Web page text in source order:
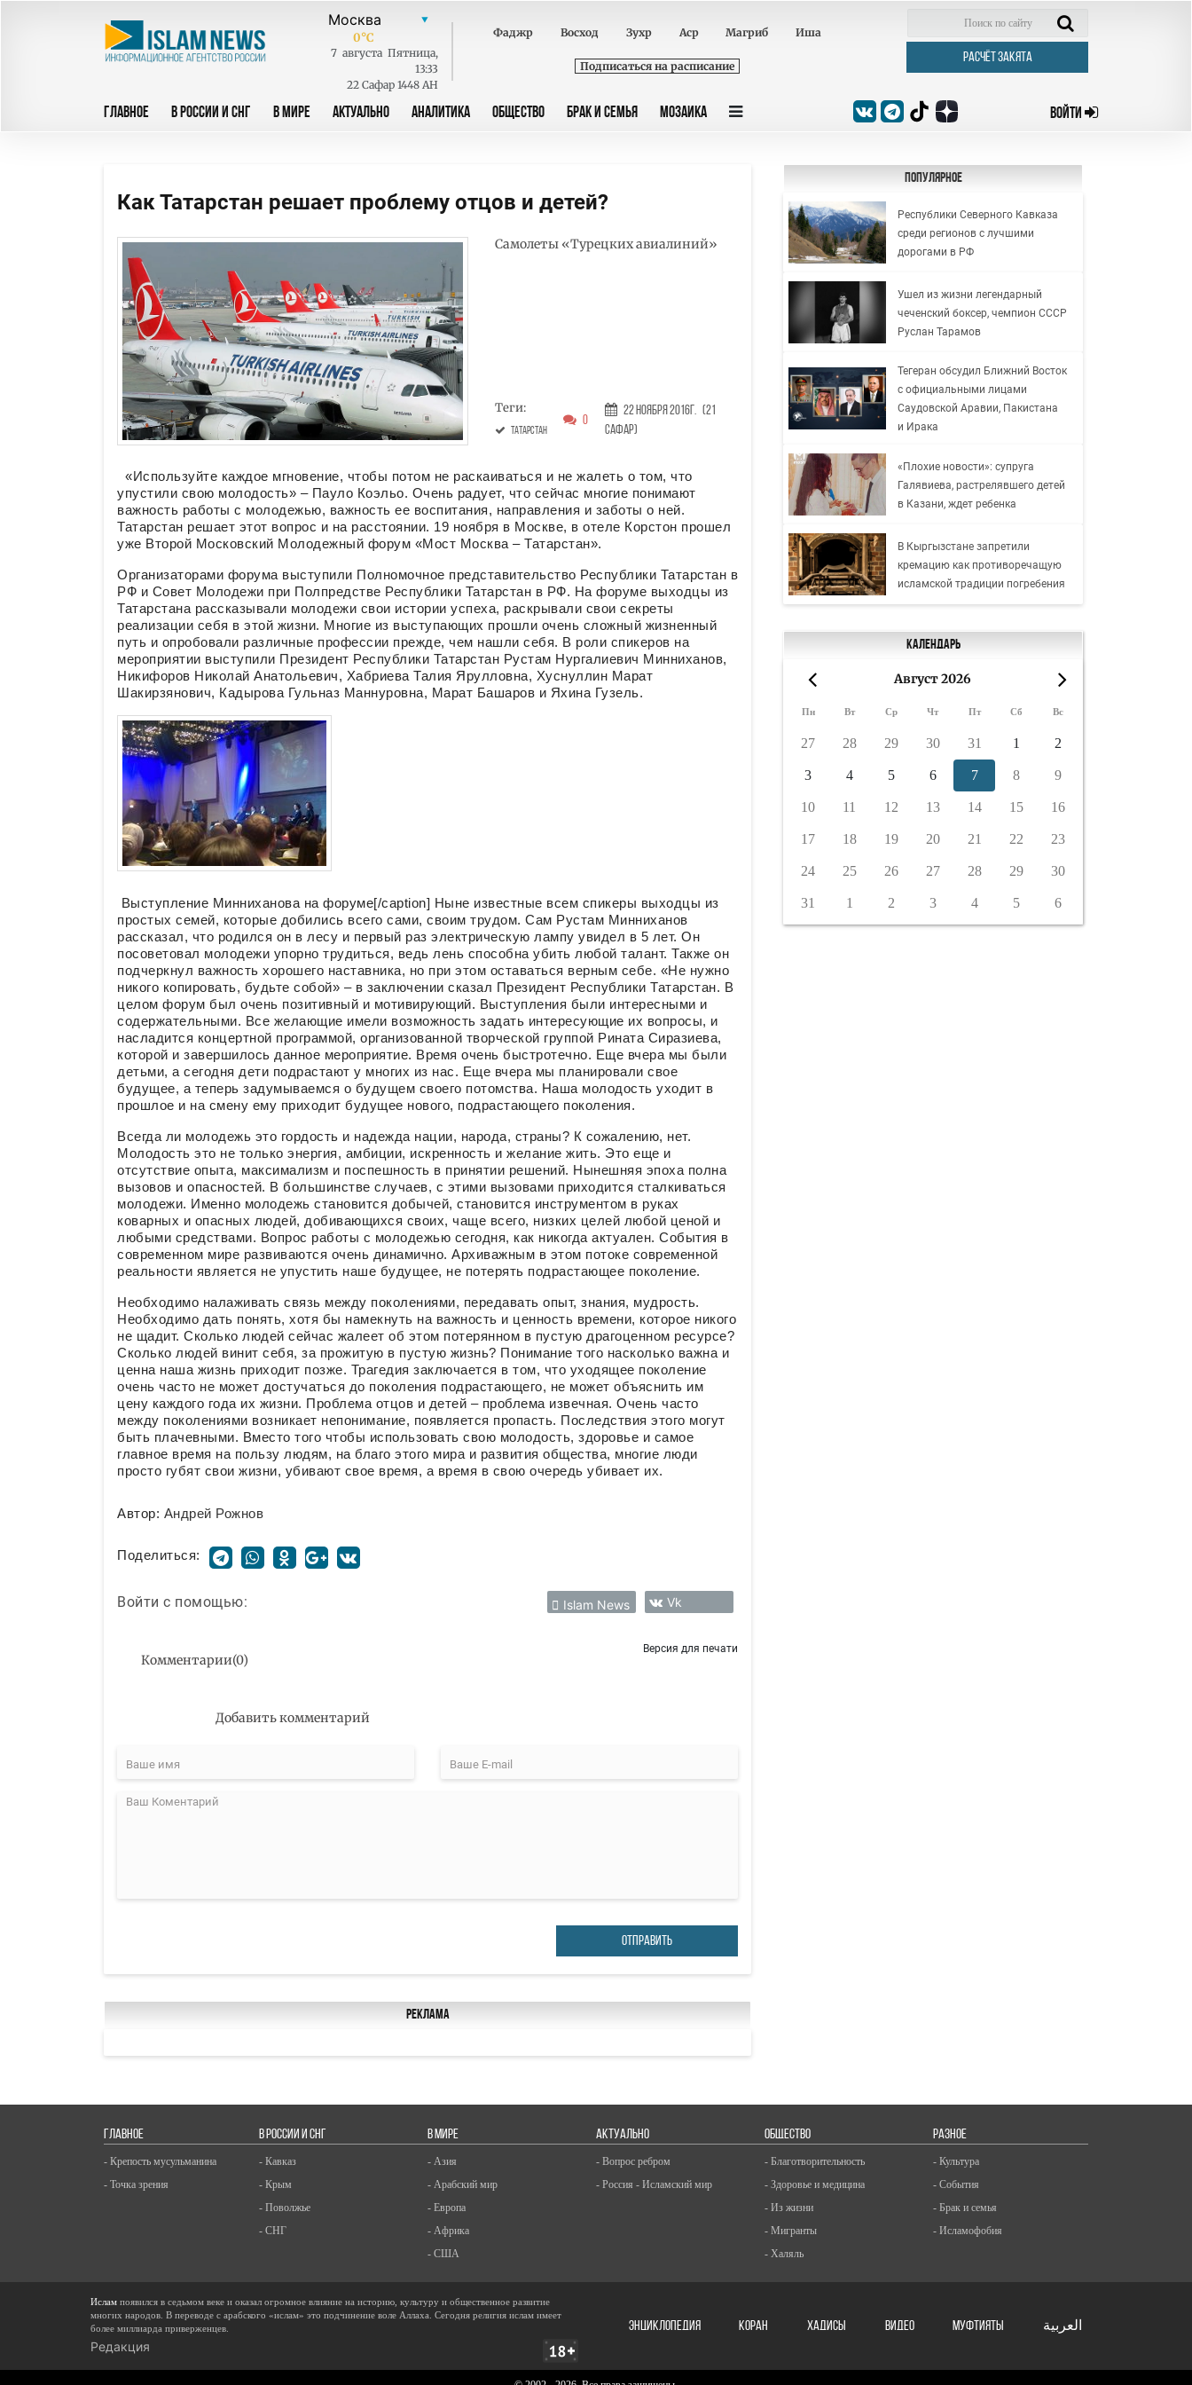
0°C
7 августа Пятница,
13:33
22 Сафар 1448 AH
Фаджр Восход Зухр Аср Магриб Иша
Подписаться на расписание
РАСЧЁТ ЗАКЯТА
ГЛАВНОЕ В РОССИИ И СНГ В МИРЕ АКТУАЛЬНО АНАЛИТИКА ОБЩЕСТВО БРАК И СЕМЬЯ МОЗАИКА ВОЙТИ
Как Татарстан решает проблему отцов и детей?
Самолеты «Турецких авиалиний»
Теги:
Татарстан
0
22 Ноября 2016г. (21
Сафар)
«Используйте каждое мгновение, чтобы потом не раскаиваться и не жалеть о том, что
упустили свою молодость» – Пауло Коэльо. Очень радует, что сейчас многие понимают
важность работы с молодежью, важность ее воспитания, направления и заботы о ней.
Татарстан решает этот вопрос и на расстоянии. 19 ноября в Москве, в отеле Корстон прошел
уже Второй Московский Молодежный форум «Мост Москва – Татарстан».
Организаторами форума выступили Полномочное представительство Республики Татарстан в
РФ и Совет Молодежи при Полпредстве Республики Татарстан в РФ. На форуме выходцы из
Татарстана рассказывали молодежи свои истории успеха, раскрывали свои секреты
реализации себя в этой жизни. Многие из выступающих прошли очень сложный жизненный
путь и опробовали различные профессии прежде, чем нашли себя. В роли спикеров на
мероприятии выступили Президент Республики Татарстан Рустам Нургалиевич Минниханов,
Никифоров Николай Анатольевич, Хабриева Талия Ярулловна, Хуснуллин Марат
Шакирзянович, Кадырова Гульназ Маннуровна, Марат Башаров и Яхина Гузель.
Выступление Минниханова на форуме[/caption] Ныне известные всем спикеры выходцы из
простых семей, которые добились всего сами, своим трудом. Сам Рустам Минниханов
рассказал, что родился он в лесу и первый раз электрическую лампу увидел в 5 лет. Он
посоветовал молодежи упорно трудиться, ведь лень способна убить любой талант. Также он
подчеркнул важность хорошего наставника, но при этом оставаться верным себе. «Не нужно
никого копировать, будьте собой» – в заключении сказал Президент Республики Татарстан. В
целом форум был очень позитивный и мотивирующий. Выступления были интересными и
содержательными. Все желающие имели возможность задать интересующие их вопросы, и
насладится концертной программой, организованной творческой группой Рината Сиразиева,
которой и завершилось данное мероприятие. Время очень быстротечно. Еще вчера мы были
детьми, а сегодня дети подрастают у многих из нас. Еще вчера мы планировали свое
будущее, а теперь задумываемся о будущем своего потомства. Наша молодость уходит в
прошлое и на смену ему приходит будущее нового, подрастающего поколения.
Всегда ли молодежь это гордость и надежда нации, народа, страны? К сожалению, нет.
Молодость это не только энергия, амбиции, искренность и желание жить. Это еще и
отсутствие опыта, максимализм и поспешность в принятии решений. Нынешняя эпоха полна
вызовов и опасностей. В большинстве случаев, с этими вызовами приходится сталкиваться
молодежи. Именно молодежь становится добычей, становится инструментом в руках
коварных и опасных людей, добивающихся своих, чаще всего, низких целей любой ценой и
любыми средствами. Вопрос работы с молодежью сегодня, как никогда актуален. События в
современном мире развиваются очень динамично. Архиважным в этом потоке современной
реальности является не упустить наше будущее, не потерять подрастающее поколение.
Необходимо налаживать связь между поколениями, передавать опыт, знания, мудрость.
Необходимо дать понять, хотя бы намекнуть на важность и ценность времени, которое никого
не щадит. Сколько людей сейчас жалеет об этом потерянном в пустую драгоценном ресурсе?
Сколько людей винит себя, за прожитую в пустую жизнь? Понимание того насколько важна и
ценна наша жизнь приходит позже. Трагедия заключается в том, что уходящее поколение
очень часто не может достучаться до поколения подрастающего, не может объяснить им
цену каждого года их жизни. Проблема отцов и детей – проблема извечная. Очень часто
между поколениями возникает непонимание, появляется пропасть. Последствия этого могут
быть плачевными. Вместо того чтобы использовать свою молодость, здоровье и самое
главное время на пользу людям, на благо этого мира и развития общества, многие люди
просто губят свои жизни, убивают свое время, а время в свою очередь убивает их.
Автор: Андрей Рожнов
Поделиться:
Войти с помощью: Islam News Vk
Комментарии(0)
Версия для печати
Добавить комментарий
ОТПРАВИТЬ
Реклама
Популярное
Республики Северного Кавказа
среди регионов с лучшими
дорогами в РФ
Ушел из жизни легендарный
чеченский боксер, чемпион СССР
Руслан Тарамов
Тегеран обсудил Ближний Восток
с официальными лицами
Саудовской Аравии, Пакистана
и Ирака
«Плохие новости»: супруга
Галявиева, растрелявшего детей
в Казани, ждет ребенка
В Кыргызстане запретили
кремацию как противоречащую
исламской традиции погребения
Календарь
Август 2026
Пн Вт Ср Чт Пт Сб Вс
27 28 29 30 31 1 2
3 4 5 6 7 8 9
10 11 12 13 14 15 16
17 18 19 20 21 22 23
24 25 26 27 28 29 30
31 1 2 3 4 5 6
ГЛАВНОЕ
- Крепость мусульманина
- Точка зрения
В РОССИИ И СНГ
- Кавказ
- Крым
- Поволжье
- СНГ
В МИРЕ
- Азия
- Арабский мир
- Европа
- Африка
- США
АКТУАЛЬНО
- Вопрос ребром
- Россия - Исламский мир
ОБЩЕСТВО
- Благотворительность
- Здоровье и медицина
- Из жизни
- Мигранты
- Халяль
РАЗНОЕ
- Культура
- События
- Брак и семья
- Исламофобия
Ислам появился в седьмом веке и оказал огромное влияние на историю, культуру и общественное развитие
многих народов. В переводе с арабского «ислам» это подчинение воле Аллаха. Сегодня религия ислам имеет
более миллиарда приверженцев.
Редакция
ЭНЦИКЛОПЕДИЯ КОРАН ХАДИСЫ ВИДЕО Муфтияты العربية